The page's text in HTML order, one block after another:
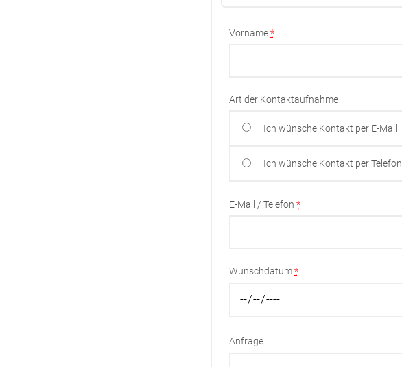
Vorname*
Art der Kontaktaufnahme
Ich wünsche Kontakt per E-Mail
Ich wünsche Kontakt per Telefon
E-Mail / Telefon*
Wunschdatum*
Anfrage